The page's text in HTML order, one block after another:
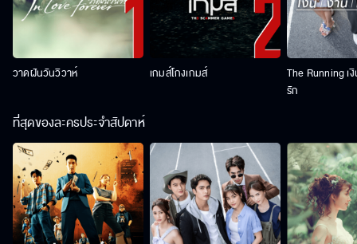
วาดฝันวันวิวาห์ เกมส์โกงเกมส์
The Running เ
รัก
ที่สุดของละครประจำสัปดาห์